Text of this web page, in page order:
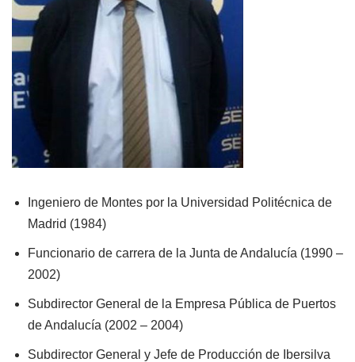
Ingeniero de Montes por la Universidad Politécnica de
Madrid (1984)
Funcionario de carrera de la Junta de Andalucía (1990 –
2002)
Subdirector General de la Empresa Pública de Puertos
de Andalucía (2002 – 2004)
Subdirector General y Jefe de Producción de Ibersilva